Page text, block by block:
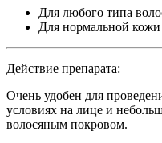
Для любого типа
Для нормальной кожи
Действие препарата:
Очень удобен для
условиях на лице и
волосяным покровом.